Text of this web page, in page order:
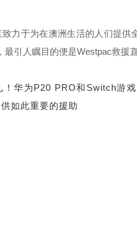
力于为在澳洲生活的人们提供
引人瞩目的便是Westpac救援直